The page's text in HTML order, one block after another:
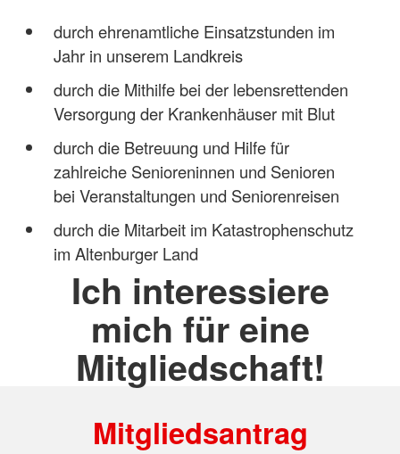
durch ehrenamtliche Einsatzstunden im
Jahr in unserem Landkreis
durch die Mithilfe bei der lebensrettenden
Versorgung der Krankenhäuser mit Blut
durch die Betreuung und Hilfe für
zahlreiche Senioreninnen und Senioren
bei Veranstaltungen und Seniorenreisen
durch die Mitarbeit im Katastrophenschutz
im Altenburger Land
Ich interessiere
mich für eine
Mitgliedschaft!
Mitgliedsantrag